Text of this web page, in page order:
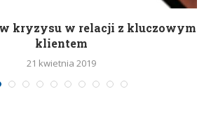
kryzysu w relacji z kluczowym
klientem
21 kwietnia 2019